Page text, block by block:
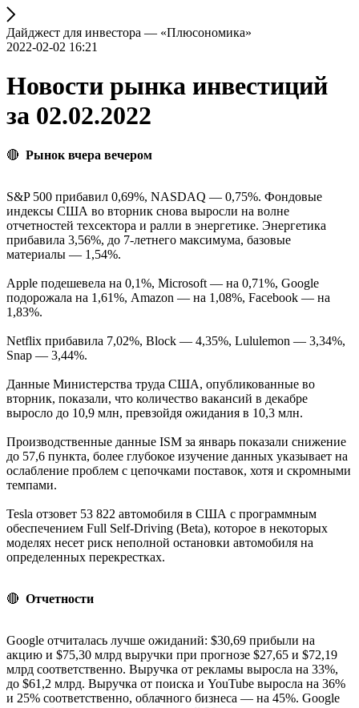
Дайджест для инвестора — «Плюсономика»
2022-02-02 16:21
Новости рынка инвестиций
за 02.02.2022
🔴 Рынок вчера вечером
S&P 500 прибавил 0,69%, NASDAQ — 0,75%. Фондовые
индексы США во вторник снова выросли на волне
отчетностей техсектора и ралли в энергетике. Энергетика
прибавила 3,56%, до 7-летнего максимума, базовые
материалы — 1,54%.
Apple подешевела на 0,1%, Microsoft — на 0,71%, Google
подорожала на 1,61%, Amazon — на 1,08%, Facebook — на
1,83%.
Netflix прибавила 7,02%, Block — 4,35%, Lululemon — 3,34%,
Snap — 3,44%.
Данные Министерства труда США, опубликованные во
вторник, показали, что количество вакансий в декабре
выросло до 10,9 млн, превзойдя ожидания в 10,3 млн.
Производственные данные ISM за январь показали снижение
до 57,6 пункта, более глубокое изучение данных указывает на
ослабление проблем с цепочками поставок, хотя и скромными
темпами.
Tesla отзовет 53 822 автомобиля в США с программным
обеспечением Full Self-Driving (Beta), которое в некоторых
моделях несет риск неполной остановки автомобиля на
определенных перекрестках.
🔴 Отчетности
Google отчиталась лучше ожиданий: $30,69 прибыли на
акцию и $75,30 млрд выручки при прогнозе $27,65 и $72,19
млрд соответственно. Выручка от рекламы выросла на 33%,
до $61,2 млрд. Выручка от поиска и YouTube выросла на 36%
и 25% соответственно, облачного бизнеса — на 45%. Google